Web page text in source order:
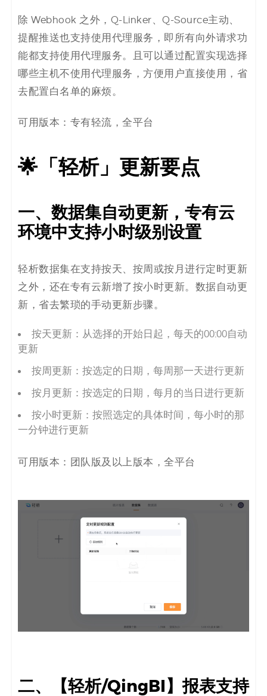
除 Webhook 之外，Q-Linker、Q-Source主动、
提醒推送也支持使用代理服务，即所有向外请求功
能都支持使用代理服务。且可以通过配置实现选择
哪些主机不使用代理服务，方便用户直接使用，省
去配置白名单的麻烦。
可用版本：专有轻流，全平台
🌟「轻析」更新要点
一、数据集自动更新，专有云
环境中支持小时级别设置
轻析数据集在支持按天、按周或按月进行定时更新
之外，还在专有云新增了按小时更新。数据自动更
新，省去繁琐的手动更新步骤。
按天更新：从选择的开始日起，每天的00:00自动
更新
按周更新：按选定的日期，每周那一天进行更新
按月更新：按选定的日期，每月的当日进行更新
按小时更新：按照选定的具体时间，每小时的那
一分钟进行更新
可用版本：团队版及以上版本，全平台
二、【轻析/QingBI】报表支持